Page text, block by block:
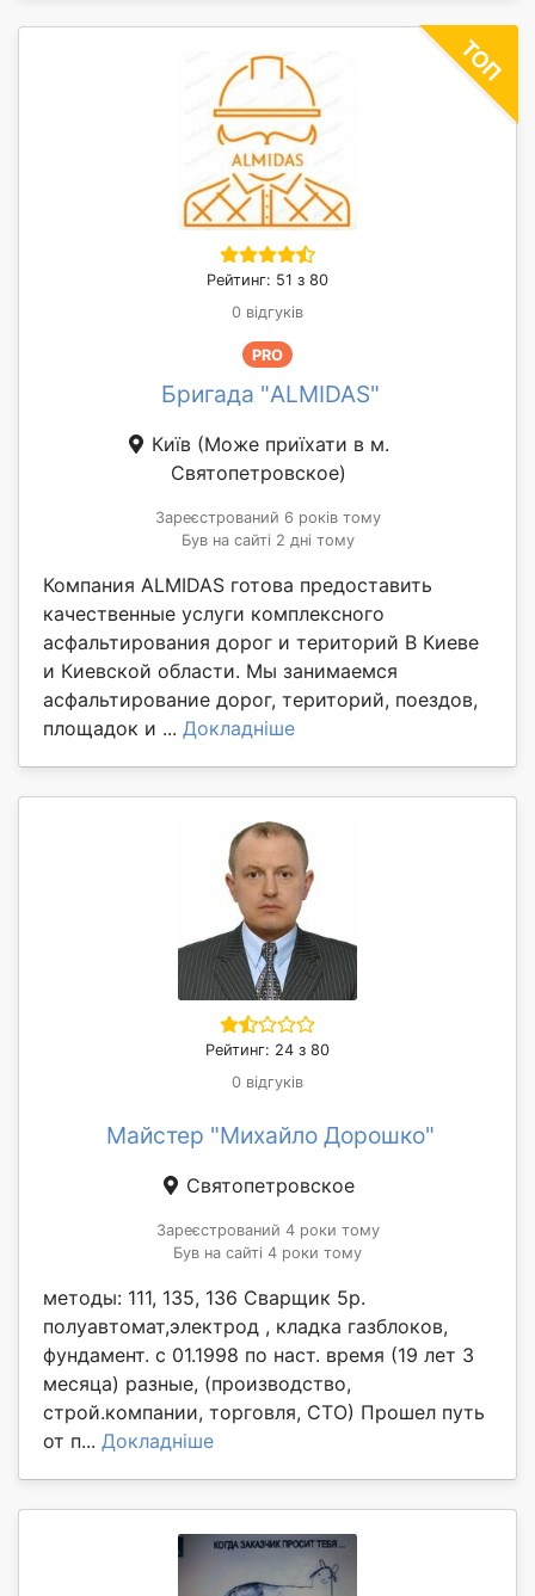
Рейтинг: 51 з 80
0 відгуків
PRO
Бригада "ALMIDAS"
Київ (Може приїхати в м.
Святопетровское)
Зареєстрований 6 років тому
Був на сайті 2 дні тому
Компания ALMIDAS готова предоставить
качественные услуги комплексного
асфальтирования дорог и територий В Киеве
и Киевской области. Мы занимаемся
асфальтирование дорог, територий, поездов,
площадок и ... Докладніше
Рейтинг: 24 з 80
0 відгуків
Майстер "Михайло Дорошко"
Святопетровское
Зареєстрований 4 роки тому
Був на сайті 4 роки тому
методы: 111, 135, 136 Сварщик 5р.
полуавтомат,электрод , кладка газблоков,
фундамент. с 01.1998 по наст. время (19 лет 3
месяца) разные, (производство,
строй.компании, торговля, СТО) Прошел путь
от п... Докладніше